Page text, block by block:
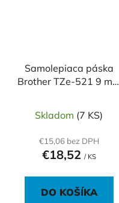
Samolepiaca páska
Brother TZe-521 9 mm
Skladom (7 KS)
€15,06 bez DPH
€18,52 / KS
DO KOŠÍKA